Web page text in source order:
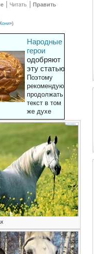
Читать
Править
Кони»)
Народные
герои
одобряют
эту статью
Поэтому
рекомендуют
продолжать
текст в том
же духе